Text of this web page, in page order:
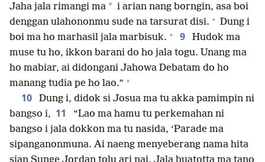
Jaha jala rimangi ma * i arian nang borngin, asa boi
denggan ulahononmu sude na tarsurat disi. + Dung i
boi ma ho marhasil jala marbisuk. + 9
Hudok ma
muse tu ho, ikkon barani do ho jala togu. Unang ma
ho mabiar, ai didongani Jahowa Debatam do ho
manang tudia pe ho lao.” +
10
Dung i, didok si Josua ma tu akka pamimpin ni
bangso i, 11
“Lao ma hamu tu perkemahan ni
bangso i jala dokkon ma tu nasida, ‘Parade ma
sipanganonmuna. Ai naeng menyeberang nama hita